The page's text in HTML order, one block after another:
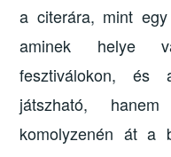
a citerára, mint
aminek helye
fesztiválokon, és
játszható,
komolyzenén át a